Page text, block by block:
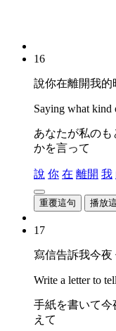
16
說你在離開我的
Saying what kind
あなたが私の
かを言って
說 你 在 離開 我
重覆這句 播放
17
寫信告訴我今夜
Write a letter to
手紙を書いて今
えて